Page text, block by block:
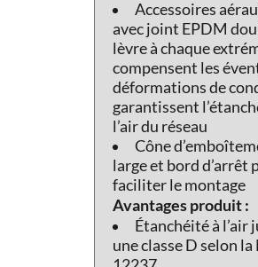
Accessoires
avec joint EPDM
lèvre à chaque
compensent les
déformations de
garantissent
l’air du réseau
Cône
large et bord d’arrêt
faciliter le montage
Avantages produit :
Étanchéité à l’air
une classe D selon la